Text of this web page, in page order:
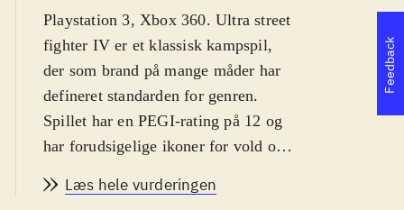
Playstation 3, Xbox 360. Ultra street
fighter IV er et klassisk kampspil,
der som brand på mange måder har
defineret standarden for genren.
Spillet har en PEGI-rating på 12 og
har forudsigelige ikoner for vold og
børn og unge fra 12 år og er på
Læs hele vurderingen
Feedback